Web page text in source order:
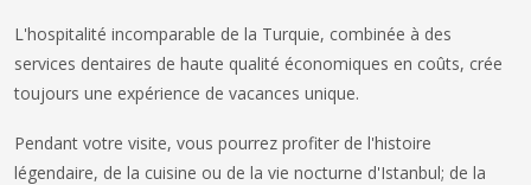
L'hospitalité incomparable de la Turquie, combinée à des
services dentaires de haute qualité économiques en coûts, crée
toujours une expérience de vacances unique.
Pendant votre visite, vous pourrez profiter de l'histoire
légendaire, de la cuisine ou de la vie nocturne d'Istanbul; de la